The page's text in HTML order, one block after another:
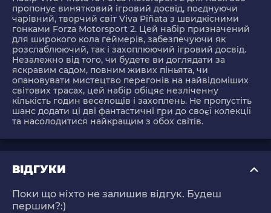
пропонує винятковий ігровий досвід, поєднуючи
чарівний, творчий світ Viva Piñata з швидкісними
гонками Forza Motorsport 2. Цей набір призначений
для широкого кола геймерів, забезпечуючи як
розслаблюючий, так і захоплюючий ігровий досвід.
Незалежно від того, чи будете ви доглядати за
яскравим садом, повним живих піньята, чи
опановувати мистецтво перегонів на найвідоміших
світових трасах, цей набір обіцяє незліченну
кількість годин веселощів і захоплень. Не пропустіть
шанс додати ці дві фантастичні гри до своєї колекції
та насолодитися найкращим з обох світів.
ВІДГУКИ
Поки що ніхто не залишив відгук. Будеш
першим?:)